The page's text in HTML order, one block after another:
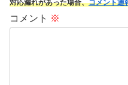
対応漏れがあった場合、コメント通
コメント ※